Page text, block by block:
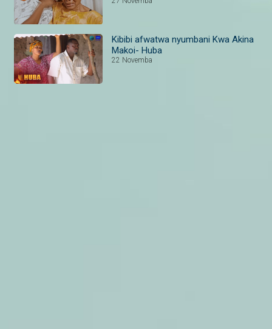
Kibibi afwatwa nyumbani Kwa Akina
Makoi- Huba
22 Novemba